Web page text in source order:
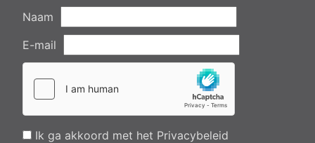
Naam
E-mail
Ik ga akkoord met het Privacybeleid